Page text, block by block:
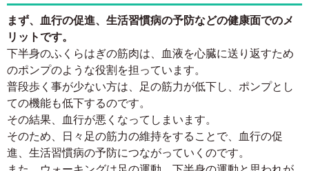
まず、血行の促進、生活習慣病の予防などの健康面でのメ
リットです。
下半身のふくらはぎの筋肉は、血液を心臓に送り返すため
のポンプのような役割を担っています。
普段歩く事が少ない方は、足の筋力が低下し、ポンプとし
ての機能も低下するのです。
その結果、血行が悪くなってしまいます。
そのため、日々足の筋力の維持をすることで、血行の促
進、生活習慣病の予防につながっていくのです。